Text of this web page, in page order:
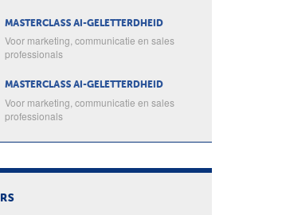
MASTERCLASS AI-GELETTERDHEID
Voor marketing, communicatie en sales
professionals
MASTERCLASS AI-GELETTERDHEID
Voor marketing, communicatie en sales
professionals